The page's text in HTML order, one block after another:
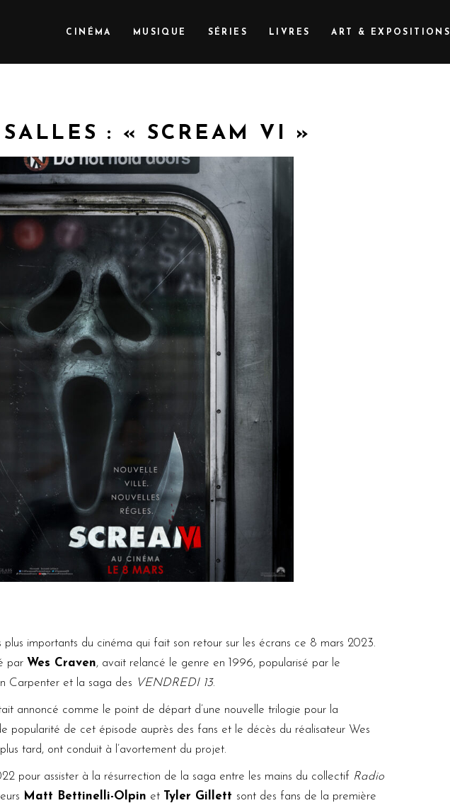
CINÉMA MUSIQUE SÉRIES LIVRES ART & EXPOSITIONS
: « SCREAM VI »
plus importants du cinéma qui fait son retour sur les écrans ce 8 mars 2023.
par Wes Craven, avait relancé le genre en 1996, popularisé par le
Carpenter et la saga des VENDREDI 13.
annoncé comme le point de départ d’une nouvelle trilogie pour la
popularité de cet épisode auprès des fans et le décès du réalisateur Wes
tard, ont conduit à l’avortement du projet.
pour assister à la résurrection de la saga entre les mains du collectif Radio
Matt Bettinelli-Olpin et Tyler Gillett sont des fans de la première